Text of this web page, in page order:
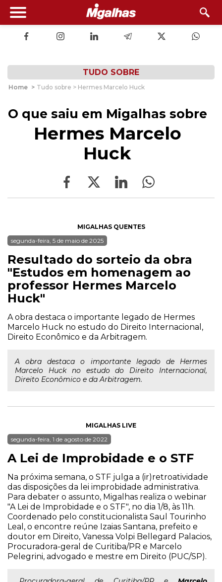
TUDO SOBRE
Home > Tudo sobre > Hermes Marcelo Huck
O que saiu em Migalhas sobre
Hermes Marcelo
Huck
MIGALHAS QUENTES
segunda-feira, 5 de maio de 2025
Resultado do sorteio da obra
"Estudos em homenagem ao
professor Hermes Marcelo
Huck"
A obra destaca o importante legado de Hermes
Marcelo Huck no estudo do Direito Internacional,
Direito Econômico e da Arbitragem.
A obra destaca o importante legado de Hermes
Marcelo Huck no estudo do Direito Internacional,
Direito Econômico e da Arbitragem.
MIGALHAS LIVE
segunda-feira, 1 de agosto de 2022
A Lei de Improbidade e o STF
Na próxima semana, o STF julga a (ir)retroatividade
das disposições da lei improbidade administrativa.
Para debater o assunto, Migalhas realiza o webinar
"A Lei de Improbidade e o STF", no dia 1/8, às 11h.
Coordenado pelo constitucionalista Saul Tourinho
Leal, o encontre reúne Izaias Santana, prefeito e
doutor em Direito, Vanessa Volpi Bellegard Palacios,
Procuradora-geral de Curitiba/PR e Marcelo
Pelegrini, advogado e mestre em Direito (PUC/SP).